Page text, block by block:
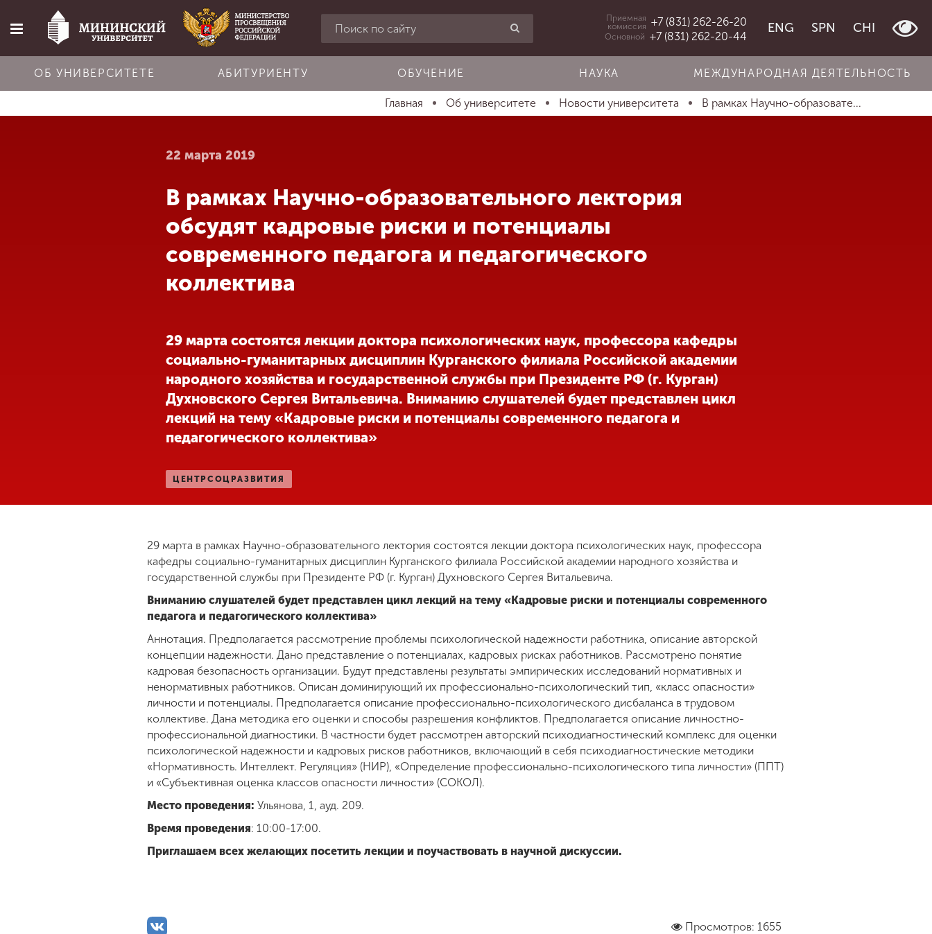
Главная
Приемная
комиссия +7 (831) 262-26-20
Основной +7 (831) 262-20-44
ENG SPN CHI
ОБ УНИВЕРСИТЕТЕ АБИТУРИЕНТУ ОБУЧЕНИЕ НАУКА МЕЖДУНАРОДНАЯ ДЕЯТЕЛЬНОСТЬ
Главная Об университете Новости университета В рамках Научно-образовате...
22 марта 2019
В рамках Научно-образовательного лектория
обсудят кадровые риски и потенциалы
современного педагога и педагогического
коллектива
29 марта состоятся лекции доктора психологических наук, профессора кафедры
социально-гуманитарных дисциплин Курганского филиала Российской академии
народного хозяйства и государственной службы при Президенте РФ (г. Курган)
Духновского Сергея Витальевича. Вниманию слушателей будет представлен цикл
лекций на тему «Кадровые риски и потенциалы современного педагога и
педагогического коллектива»
ЦЕНТРСОЦРАЗВИТИЯ
29 марта в рамках Научно-образовательного лектория состоятся лекции доктора психологических наук, профессора
кафедры социально-гуманитарных дисциплин Курганского филиала Российской академии народного хозяйства и
государственной службы при Президенте РФ (г. Курган) Духновского Сергея Витальевича.
Вниманию слушателей будет представлен цикл лекций на тему «Кадровые риски и потенциалы современного
педагога и педагогического коллектива»
Аннотация. Предполагается рассмотрение проблемы психологической надежности работника, описание авторской
концепции надежности. Дано представление о потенциалах, кадровых рисках работников. Рассмотрено понятие
кадровая безопасность организации. Будут представлены результаты эмпирических исследований нормативных и
ненормативных работников. Описан доминирующий их профессионально-психологический тип, «класс опасности»
личности и потенциалы. Предполагается описание профессионально-психологического дисбаланса в трудовом
коллективе. Дана методика его оценки и способы разрешения конфликтов. Предполагается описание личностно-
профессиональной диагностики. В частности будет рассмотрен авторский психодиагностический комплекс для оценки
психологической надежности и кадровых рисков работников, включающий в себя психодиагностические методики
«Нормативность. Интеллект. Регуляция» (НИР), «Определение профессионально-психологического типа личности» (ППТ)
и «Субъективная оценка классов опасности личности» (СОКОЛ).
Место проведения: Ульянова, 1, ауд. 209.
Время проведения: 10:00-17:00.
Приглашаем всех желающих посетить лекции и поучаствовать в научной дискуссии.
Просмотров: 1655